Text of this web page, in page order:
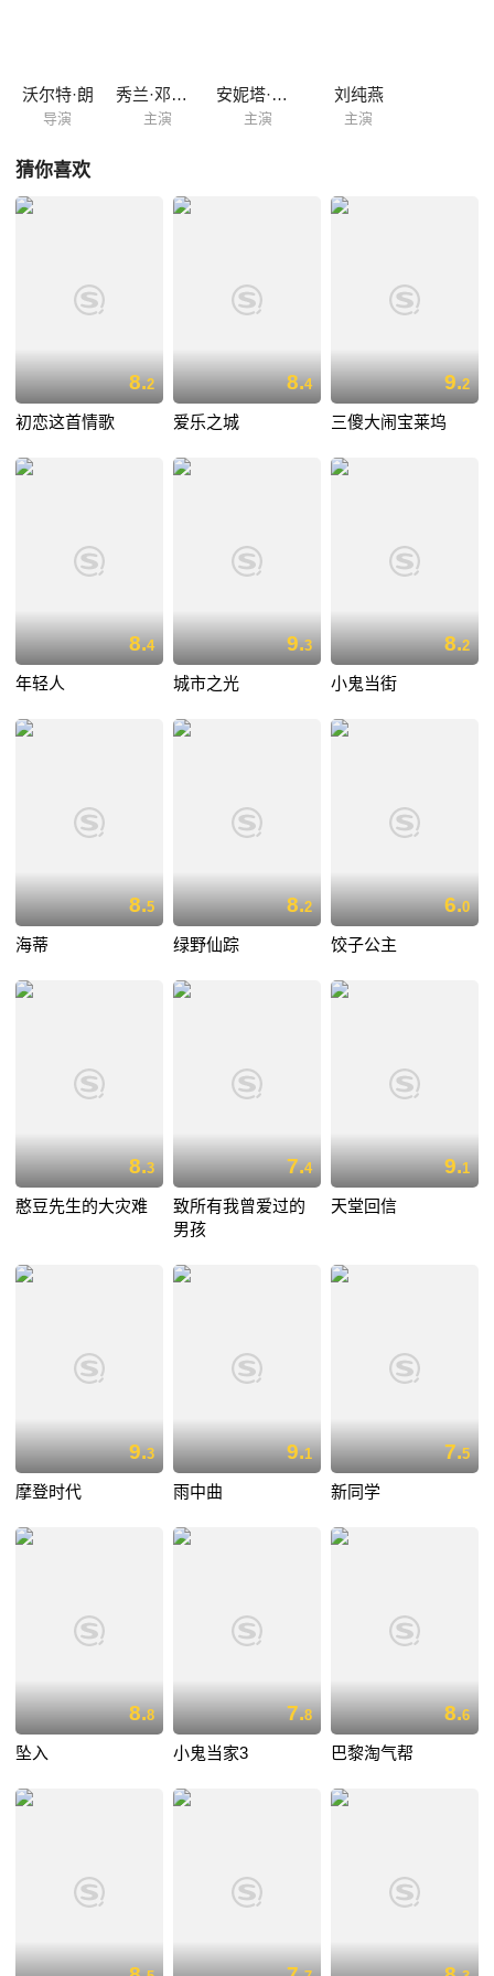
沃尔特·朗
导演
秀兰·邓波儿
主演
安妮塔·露易丝
主演
刘纯燕
主演
猜你喜欢
8.2
初恋这首情歌
8.4
爱乐之城
9.2
三傻大闹宝莱坞
8.4
年轻人
9.3
城市之光
8.2
小鬼当街
8.5
海蒂
8.2
绿野仙踪
6.0
饺子公主
8.3
憨豆先生的大灾难
7.4
致所有我曾爱过的
男孩
9.1
天堂回信
9.3
摩登时代
9.1
雨中曲
7.5
新同学
8.8
坠入
7.8
小鬼当家3
8.6
巴黎淘气帮